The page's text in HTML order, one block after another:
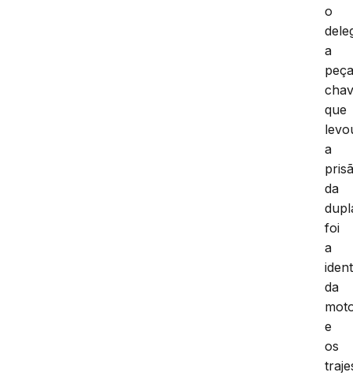
o
a
que
a
da
foi
a
da
e
os